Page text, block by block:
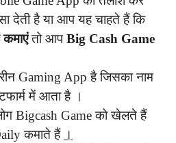
देती है या आप यह चाहते हैं कि
कमाएंतो आपBig Cash Game
Gaming App है जिसका नाम
में आता है ।
Bigcash Game को खेलते हैं
कमाते हैं ।